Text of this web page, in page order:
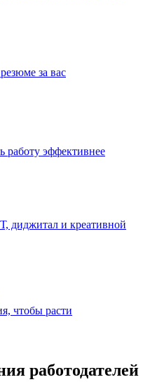
за вас
работу эффективнее
диджитал и креативной
чтобы расти
работодателей